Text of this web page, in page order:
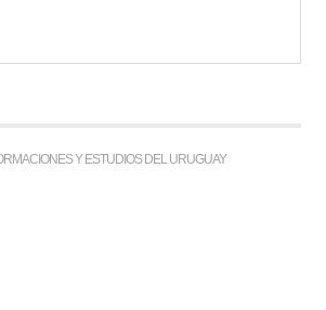
Y ESTUDIOS DEL URUGUAY